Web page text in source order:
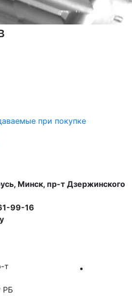
при покупке
Минск, пр-т Дзержинского
99-16
т
РБ